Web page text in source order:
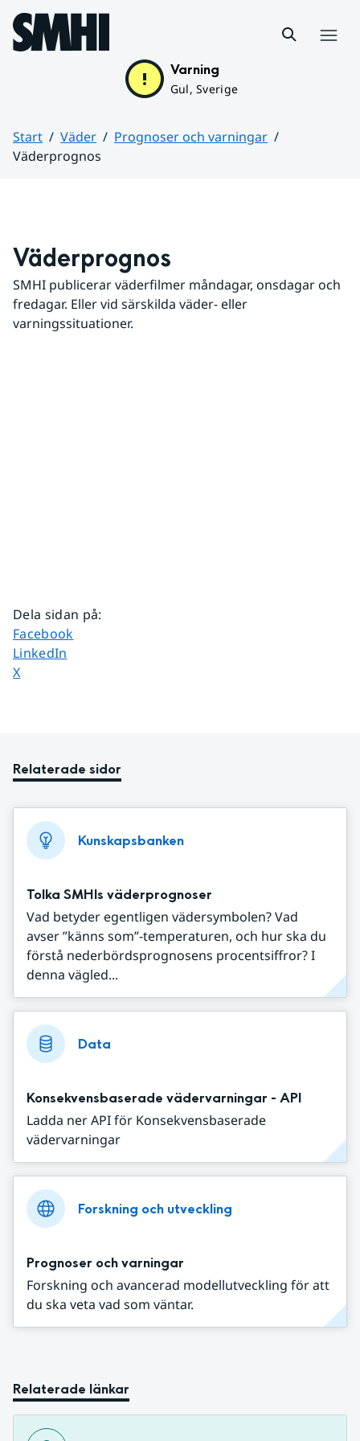
Hoppa till sidans innehåll
Varning
Gul, Sverige
Start Väder
Prognoser och varningar
Väderprognos
Väderprognos
SMHI publicerar väderfilmer måndagar, onsdagar och
fredagar. Eller vid särskilda väder- eller
varningssituationer.
Dela sidan på:
Dela sidan på
Facebook
Dela sidan på
LinkedIn
Dela sidan på
X
Relaterade sidor
Kunskapsbanken
Tolka SMHIs väderprognoser
Vad betyder egentligen vädersymbolen? Vad
avser ”känns som”-temperaturen, och hur ska du
förstå nederbördsprognosens procentsiffror? I
denna vägled...
Data
Konsekvensbaserade vädervarningar - API
Ladda ner API för Konsekvensbaserade
vädervarningar
Forskning och utveckling
Prognoser och varningar
Forskning och avancerad modellutveckling för att
du ska veta vad som väntar.
Relaterade länkar